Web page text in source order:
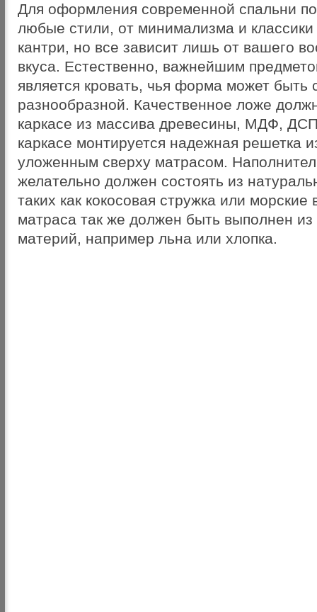
Для оформления современной спальни
любые стили, от минимализма и классики
кантри, но все зависит лишь от вашего
вкуса. Естественно, важнейшим
является кровать, чья форма может быть
разнообразной. Качественное ложе
каркасе из массива древесины, МДФ,
каркасе монтируется надежная решетка
уложенным сверху матрасом.
желательно должен состоять из
таких как кокосовая стружка или
матраса так же должен быть выполнен
материй, например льна или хлопка.